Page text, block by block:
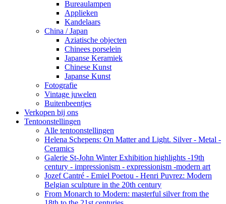
Bureaulampen
Applieken
Kandelaars
China / Japan
Aziatische objecten
Chinees porselein
Japanse Keramiek
Chinese Kunst
Japanse Kunst
Fotografie
Vintage juwelen
Buitenbeentjes
Verkopen bij ons
Tentoonstellingen
Alle tentoonstellingen
Helena Schepens: On Matter and Light. Silver - Metal -
Ceramics
Galerie St-John Winter Exhibition highlights -19th
century - impressionism - expressionism -modern art
Jozef Cantré - Emiel Poetou - Henri Puvrez: Modern
Belgian sculpture in the 20th century
From Monarch to Modern: masterful silver from the